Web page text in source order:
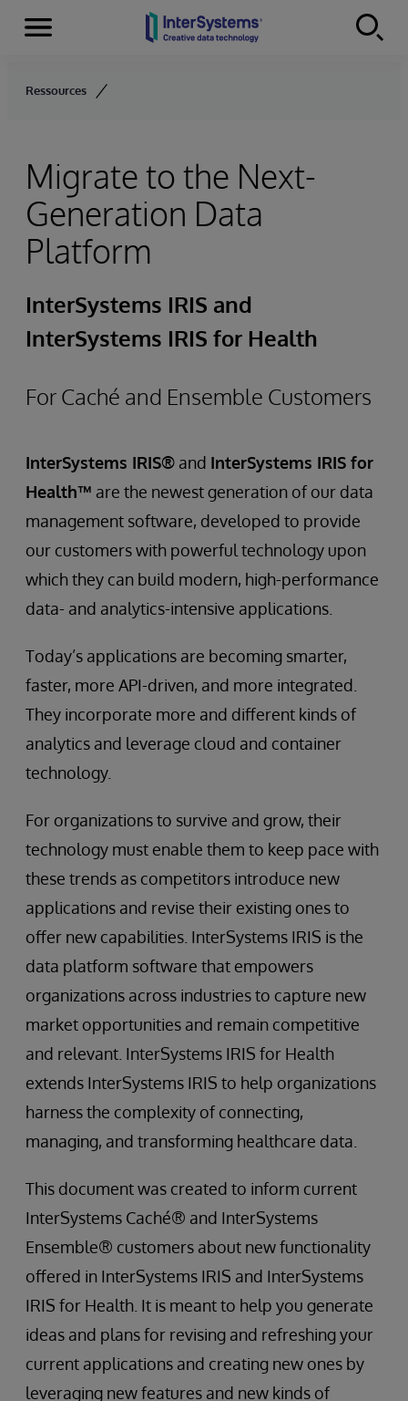
Skip to content
Menu
Ressources
Migrate to the Next-
Generation Data
Platform
InterSystems IRIS and
InterSystems IRIS for Health
For Caché and Ensemble Customers
InterSystems IRIS® and InterSystems IRIS for
Health™ are the newest generation of our data
management software, developed to provide
our customers with powerful technology upon
which they can build modern, high-performance
data- and analytics-intensive applications.
Today’s applications are becoming smarter,
faster, more API-driven, and more integrated.
They incorporate more and different kinds of
analytics and leverage cloud and container
technology.
For organizations to survive and grow, their
technology must enable them to keep pace with
these trends as competitors introduce new
applications and revise their existing ones to
offer new capabilities. InterSystems IRIS is the
data platform software that empowers
organizations across industries to capture new
market opportunities and remain competitive
and relevant. InterSystems IRIS for Health
extends InterSystems IRIS to help organizations
harness the complexity of connecting,
managing, and transforming healthcare data.
This document was created to inform current
InterSystems Caché® and InterSystems
Ensemble® customers about new functionality
offered in InterSystems IRIS and InterSystems
IRIS for Health. It is meant to help you generate
ideas and plans for revising and refreshing your
current applications and creating new ones by
leveraging new features and new kinds of